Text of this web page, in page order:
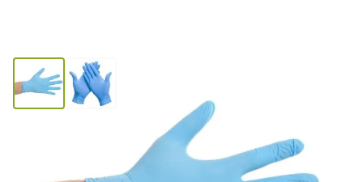
Gants Médicaux en Nitrile Non
Poudrés – Taille XL – 100 pièces